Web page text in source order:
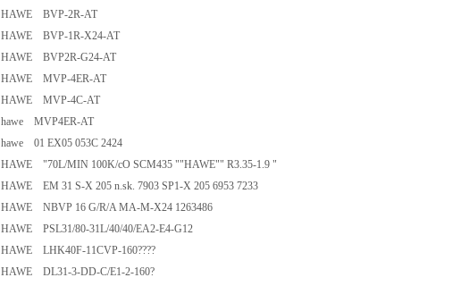
HAWE BVP-2R-AT
HAWE BVP-1R-X24-AT
HAWE BVP2R-G24-AT
HAWE MVP-4ER-AT
HAWE MVP-4C-AT
hawe MVP4ER-AT
hawe 01 EX05 053C 2424
HAWE "70L/MIN 100K/cO SCM435 ""HAWE"" R3.35-1.9 "
HAWE EM 31 S-X 205 n.sk. 7903 SP1-X 205 6953 7233
HAWE NBVP 16 G/R/A MA-M-X24 1263486
HAWE PSL31/80-31L/40/40/EA2-E4-G12
HAWE LHK40F-11CVP-160????
HAWE DL31-3-DD-C/E1-2-160?